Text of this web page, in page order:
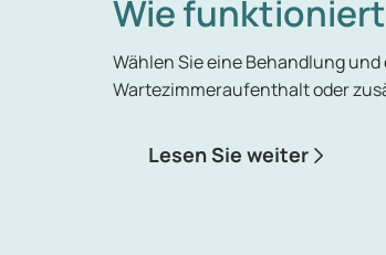
Wie
Wählen Sie eine Behandlung
Wartezimmeraufenthalt oder
Lesen Sie weiter